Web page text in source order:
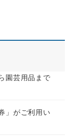
園芸用品まで
」がご利用い